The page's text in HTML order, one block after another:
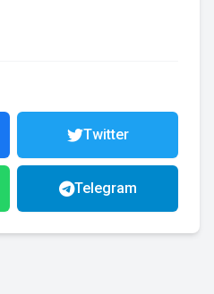
Twitter
Telegram